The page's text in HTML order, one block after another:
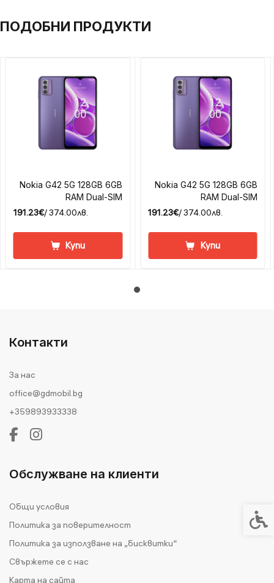
ПОДОБНИ ПРОДУКТИ
Nokia G42 5G 128GB 6GB
RAM Dual-SIM
191.23€/ 374.00лв.
Купи
Nokia G42 5G 128GB 6GB
RAM Dual-SIM
191.23€/ 374.00лв.
Купи
Контакти
За нас
office@gdmobil.bg
+359893933338
Обслужване на клиенти
Общи условия
Политика за поверителност
Политика за използване на „бисквитки“
Свържете се с нас
Карта на сайта